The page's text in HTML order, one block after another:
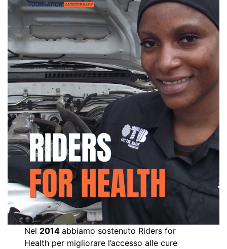
Nel 2014abbiamo sostenuto Riders for
Health per migliorare l’accesso alle cure